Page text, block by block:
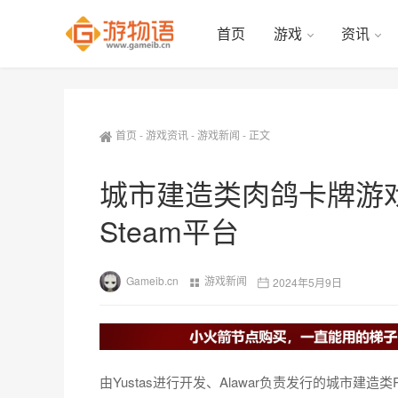
首页 游戏 资讯
首页 -游戏资讯-游戏新闻 - 正文
城市建造类肉鸽卡牌
Steam平台
Gameib.cn 游戏新闻 2024年5月9日
由Yustas进行开发、Alawar负责发行的城市建造